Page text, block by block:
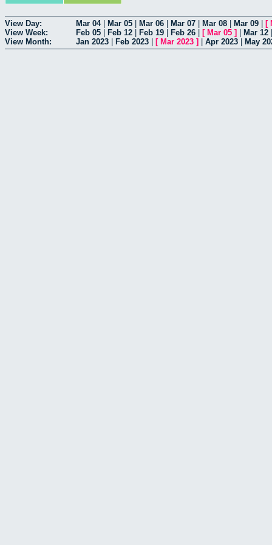
View Day: Mar 04| Mar 05 Mar 06 Mar 07 Mar 08 Mar 09 [
View Week:
Feb 05 Feb 12 Feb 19 Feb 26 [ Mar 05 ] Mar 12
View Month:
Jan 2023 Feb 2023 [ Mar 2023 ] Apr 2023 May